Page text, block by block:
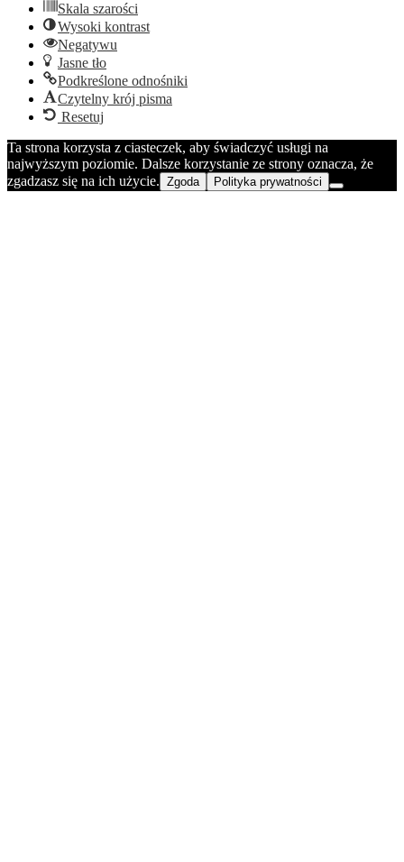
Skala szarości
Wysoki kontrast
Negatywu
Jasne tło
Podkreślone odnośniki
Czytelny krój pisma
Resetuj
Ta strona korzysta z ciasteczek, aby świadczyć usługi na
najwyższym poziomie. Dalsze korzystanie ze strony oznacza, że
zgadzasz się na ich użycie. Zgoda Polityka prywatności